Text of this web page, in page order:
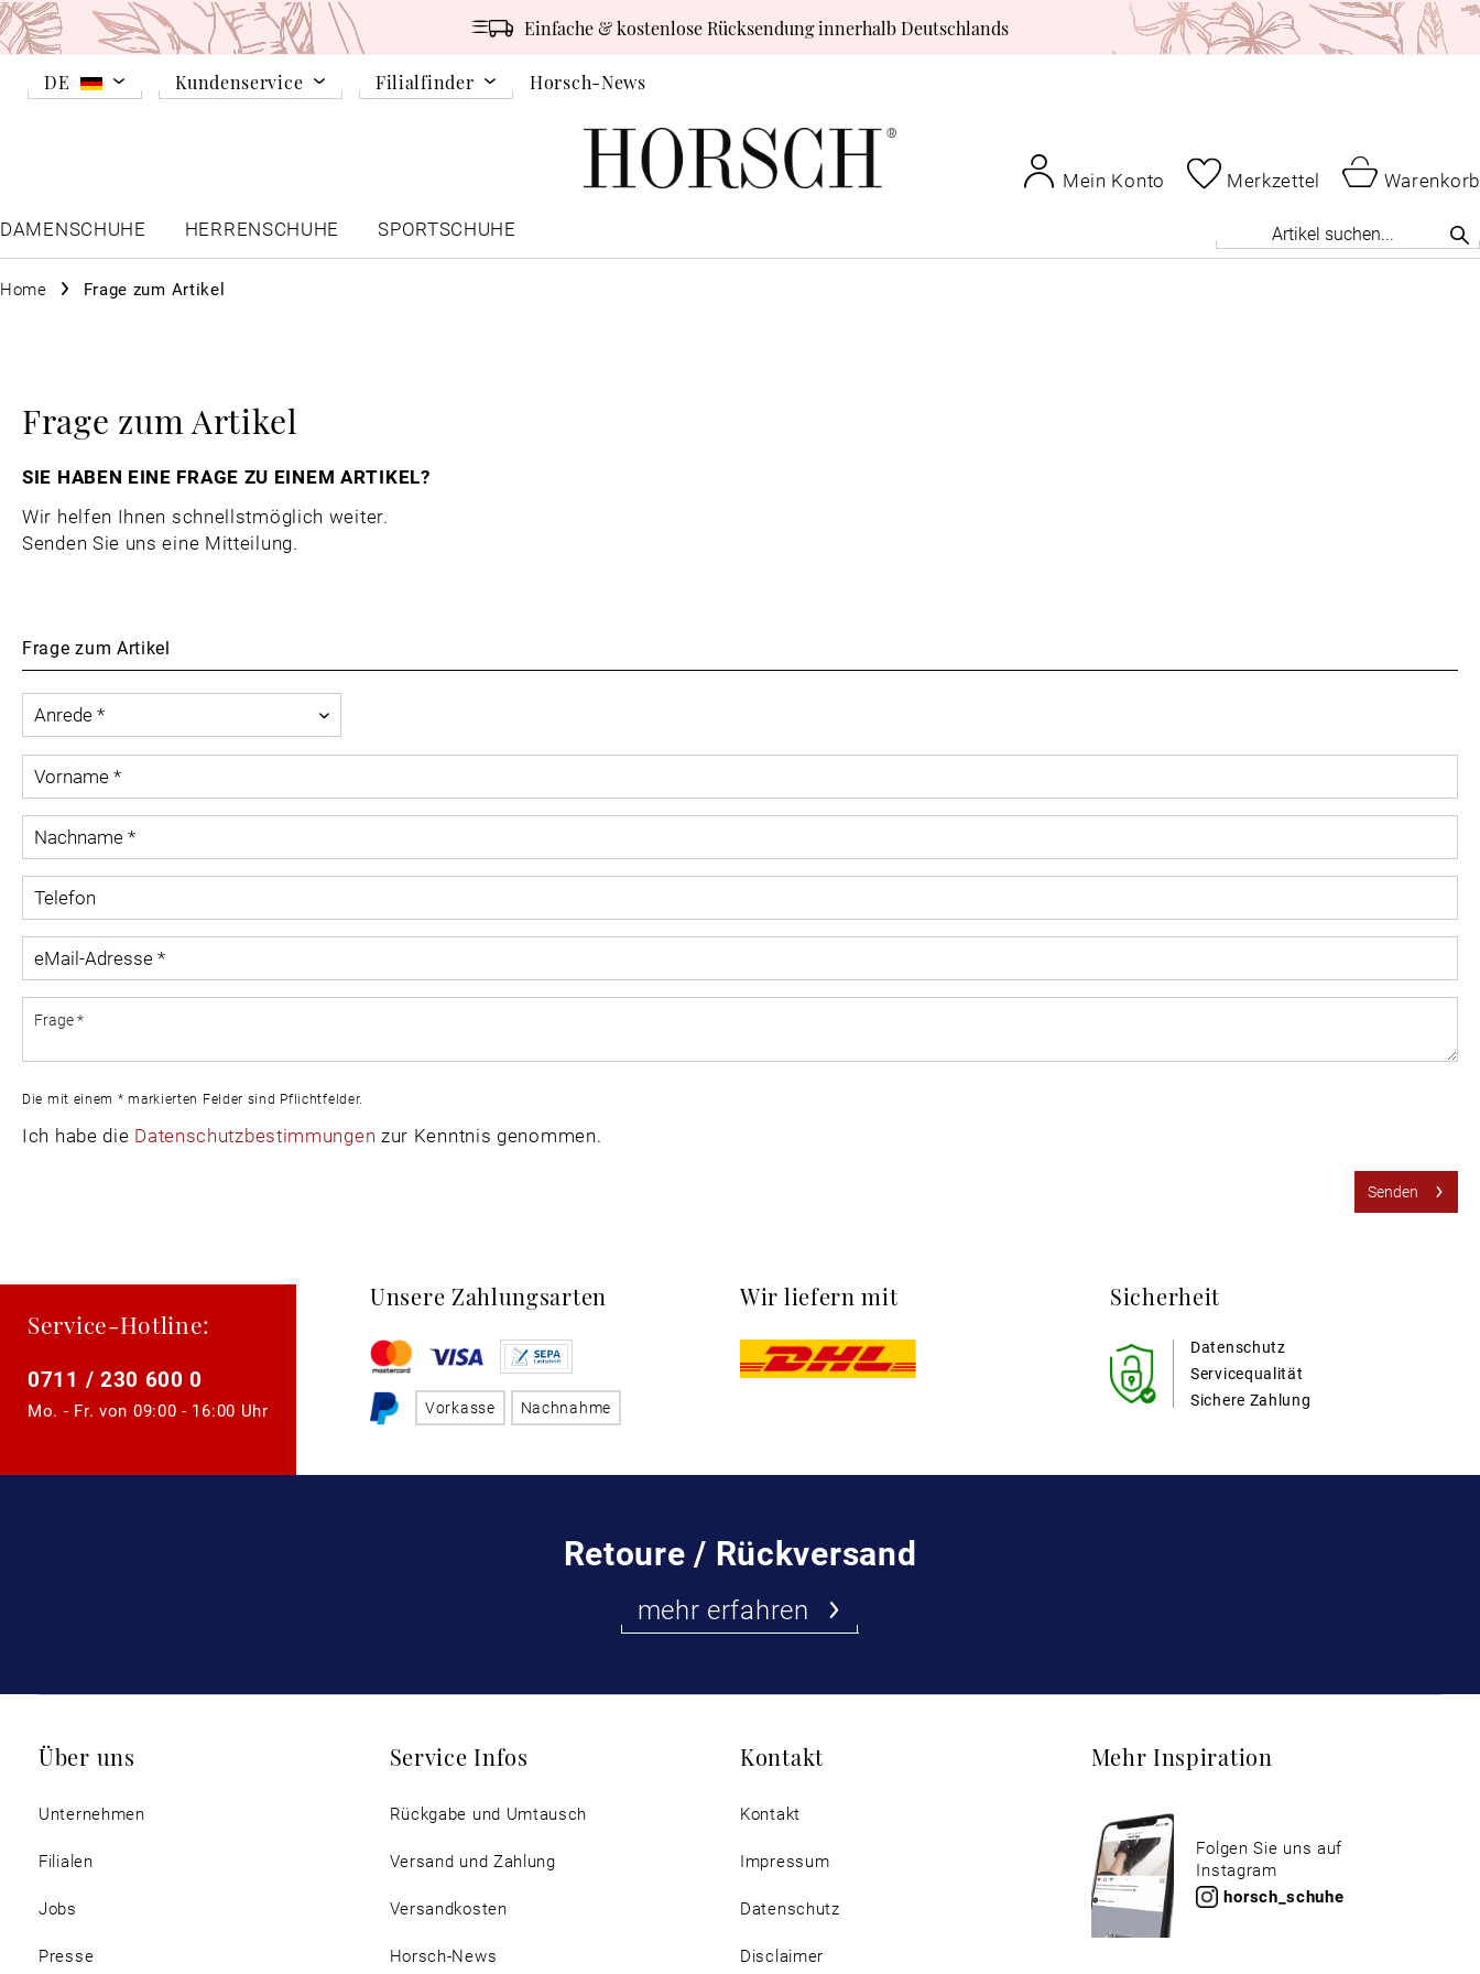
Einfache & kostenlose Rücksendung innerhalb Deutschlands
DE Kundenservice Filialfinder Horsch-News
Mein Konto Merkzettel
Warenkorb
DAMENSCHUHE
HERRENSCHUHE SPORTSCHUHE
Home Frage zum Artikel
Frage zum Artikel
SIE HABEN EINE FRAGE ZU EINEM ARTIKEL?
Wir helfen Ihnen schnellstmöglich weiter.
Senden Sie uns eine Mitteilung.
Frage zum Artikel
Die mit einem * markierten Felder sind Pflichtfelder.
Ich habe die Datenschutzbestimmungen zur Kenntnis genommen.
Senden
Retoure / Rückversand
mehr erfahren
Service-Hotline:
0711 / 230 600 0
Mo. - Fr. von 09:00 - 16:00 Uhr
Unsere Zahlungsarten
Vorkasse Nachnahme
Wir liefern mit Sicherheit
Datenschutz
Sichere Zahlung
Servicequalität
Über uns
Unternehmen
Filialen
Jobs
Presse
Service Infos
Rückgabe und Umtausch
Versand und Zahlung
Versandkosten
Horsch-News
Kontakt
Kontakt
Impressum
Datenschutz
Disclaimer
Mehr Inspiration
Folgen Sie uns auf
Instagram
horsch_schuhe